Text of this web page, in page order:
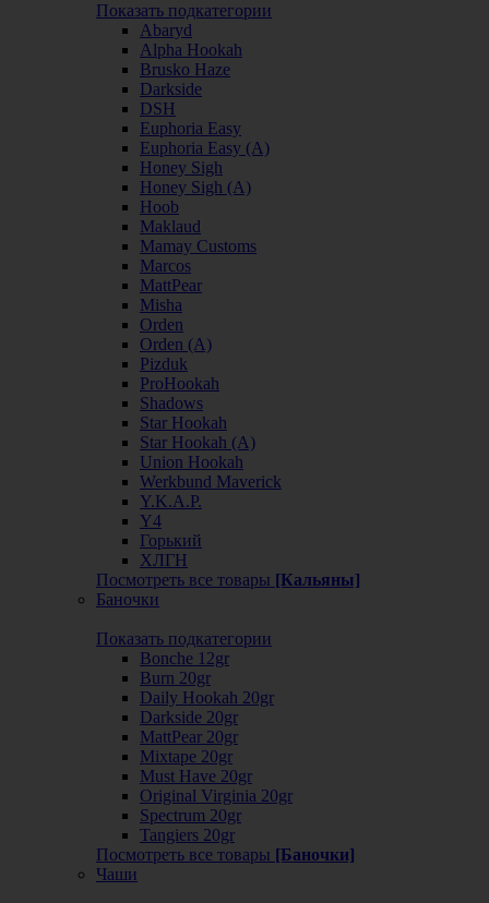
Показать подкатегории
Abaryd
Alpha Hookah
Brusko Haze
Darkside
DSH
Euphoria Easy
Euphoria Easy (А)
Honey Sigh
Honey Sigh (А)
Hoob
Maklaud
Mamay Customs
Marcos
MattPear
Misha
Orden
Orden (А)
Pizduk
ProHookah
Shadows
Star Hookah
Star Hookah (А)
Union Hookah
Werkbund Maverick
Y.K.A.P.
Y4
Горький
ХЛГН
Посмотреть все товары [Кальяны]
Баночки
Показать подкатегории
Bonche 12gr
Burn 20gr
Daily Hookah 20gr
Darkside 20gr
MattPear 20gr
Mixtape 20gr
Must Have 20gr
Original Virginia 20gr
Spectrum 20gr
Tangiers 20gr
Посмотреть все товары [Баночки]
Чаши